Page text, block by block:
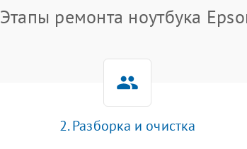
Этапы ремонта ноутбука
2. Разборка и очистка